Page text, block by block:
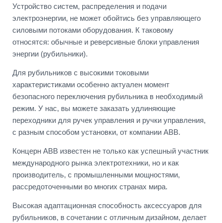
Устройство систем, распределения и подачи
электроэнергии, не может обойтись без управляющего
силовыми потоками оборудования. К таковому
относятся: обычные и реверсивные блоки управления
энергии (рубильники).
Для рубильников с высокими токовыми
характеристиками особенно актуален момент
безопасного переключения рубильника в необходимый
режим. У нас, вы можете заказать удлиняющие
переходники для ручек управления и ручки управления,
с разным способом установки, от компании АВВ.
Концерн АВВ известен не только как успешный участник
международного рынка электротехники, но и как
производитель, с промышленными мощностями,
рассредоточенными во многих странах мира.
Высокая адаптационная способность аксессуаров для
рубильников, в сочетании с отличным дизайном, делает